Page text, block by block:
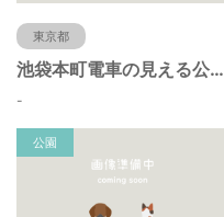
東京都
池袋本町電車の見える公園（東京都豊島区）
-
公園